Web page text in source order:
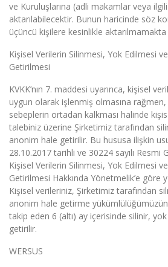
ve Kuruluşlarına (adli makamlar veya
aktarılabilecektir. Bunun haricinde söz
üçüncü kişilere kesinlikle aktarılmamakta
Kişisel Verilerin Silinmesi, Yok Edilmesi
Getirilmesi
KVKK’nın 7. maddesi uyarınca, kişisel
uygun olarak işlenmiş olmasına
sebeplerin ortadan kalkması halinde
talebiniz üzerine Şirketimiz tarafından
anonim hale getirilir. Bu hususa ilişkin
28.10.2017 tarihli ve 30224 sayılı Resmi
Kişisel Verilerin Silinmesi, Yok Edilmesi
Getirilmesi Hakkında Yönetmelik’e göre
Kişisel verileriniz, Şirketimiz tarafından
anonim hale getirme yükümlülüğümüzün
takip eden 6 (altı) ay içerisinde silinir,
getirilir.
WERSUS